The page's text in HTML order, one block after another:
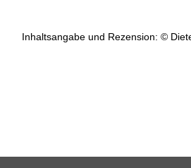
Inhaltsangabe und Rezension: ©